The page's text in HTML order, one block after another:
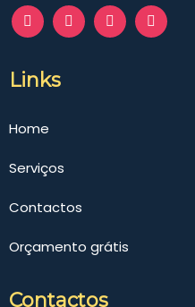
Links
Home
Serviços
Contactos
Orçamento grátis
Contactos